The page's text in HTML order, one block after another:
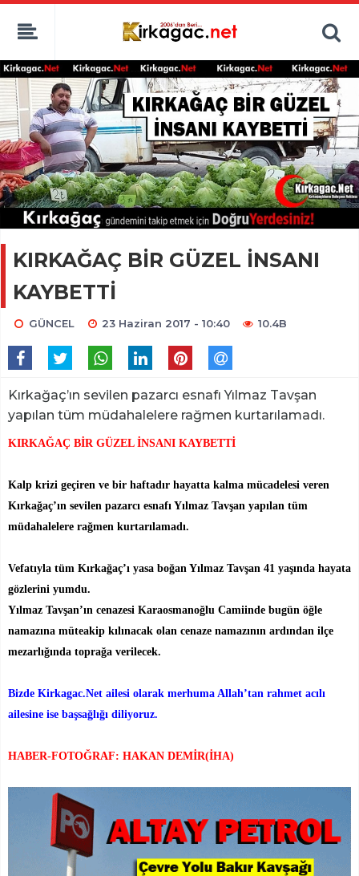
KIRKAĞAÇ BİR GÜZEL İNSANI
KAYBETTİ
GÜNCEL 23 Haziran 2017 - 10:40 10.4B
Kırkağaç’ın sevilen pazarcı esnafı Yılmaz Tavşan
yapılan tüm müdahalelere rağmen kurtarılamadı.
KIRKAĞAÇ BİR GÜZEL İNSANI KAYBETTİ
Kalp krizi geçiren ve bir haftadır hayatta kalma mücadelesi veren
Kırkağaç’ın sevilen pazarcı esnafı Yılmaz Tavşan yapılan tüm
müdahalelere rağmen kurtarılamadı.
Vefatıyla tüm Kırkağaç’ı yasa boğan Yılmaz Tavşan 41 yaşında hayata
gözlerini yumdu.
Yılmaz Tavşan’ın cenazesi Karaosmanoğlu Camiinde bugün öğle
namazına müteakip kılınacak olan cenaze namazının ardından ilçe
mezarlığında toprağa verilecek.
Bizde Kirkagac.Net ailesi olarak merhuma Allah’tan rahmet acılı
ailesine ise başsağlığı diliyoruz.
HABER-FOTOĞRAF: HAKAN DEMİR(İHA)